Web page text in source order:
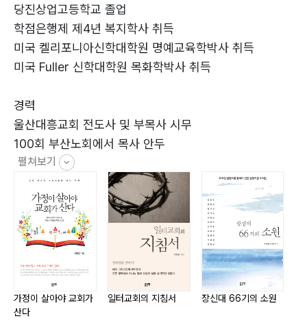
제17과 도덕의 법칙인 율법 (신28:2) 84
제18과 하나님 제일주의 계명 (출20:3) 88
제19과 우상을 만들지 말라 (신4:15-16) 93
제20과 다른 신에게 절하지 말라 (출34:14) 97
제22과 하나님의 이름을 존귀케 하라 (벧전1:16, 겔
36:21) 106
제23과 안식일을 거룩히 지키라 (사56:1-7) 111
제24과 안식일을 거룩히 지키는 방법 (요7:23) 115
제25과 네 부모를 공경하라 (엡6:1-3) 120
제26과 부모공경의 방법 (히12:9) 124
제27과 살인하지 말라 (신5:17-21) 128
제28과 인간 생명을 존귀케 하라 (고전3:16) 132
제29과 인간의 순결을 지켜라 (마5:27-30) 136
제30과 인간의 순결을 지키는 방법 (고전6:18) 141
제31과 인간의 순결을 위한 생활자세 (시119:9) 145
제32과 도적질하지 말라 (엡4:25-32) 149
당진상업고등학교 졸업
학점은행제 제4년 복지학사 취득
미국 켈리포니아신학대학원 명예교육학박사 취득
미국 Fuller 신학대학원 목화학박사 취득
경력
울산대흥교회 전도사 및 부목사 시무
100회 부산노회에서 목사 안두
서울 상도중앙교회 부목사 시무
경북 상주교회 담임목사 시무
경북 점촌시민교회 담임목사 시무
인천 동현교회 24년 시무(교회: 원로목사, 노회: 공로목
사)
안산1대학교와 호원대학교 외래교수
인천 동노회장벽임
인천 기독교 총연합회 총회장역임
(사) 선교문화연구회 법인이사 (현)
펼쳐보기
가정이 살아야 교회가
산다
일터교회의 지침서 장신대 66기의 소원